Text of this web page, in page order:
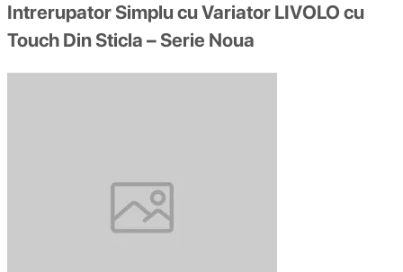
Intrerupator Simplu cu Variator LIVOLO cu
Touch Din Sticla – Serie Noua